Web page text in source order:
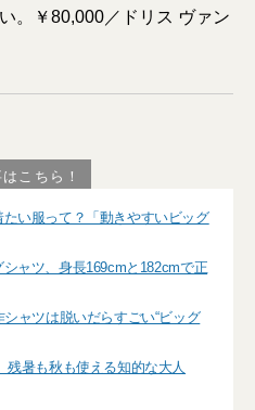
。￥80,000／ドリス ヴァン
こちら！
い服って？「動きやすいビッグ
ャツ、身長169cmと182cmで正
ャツは脱いだらすごい“ビッグ
暑も秋も使える知的な大人